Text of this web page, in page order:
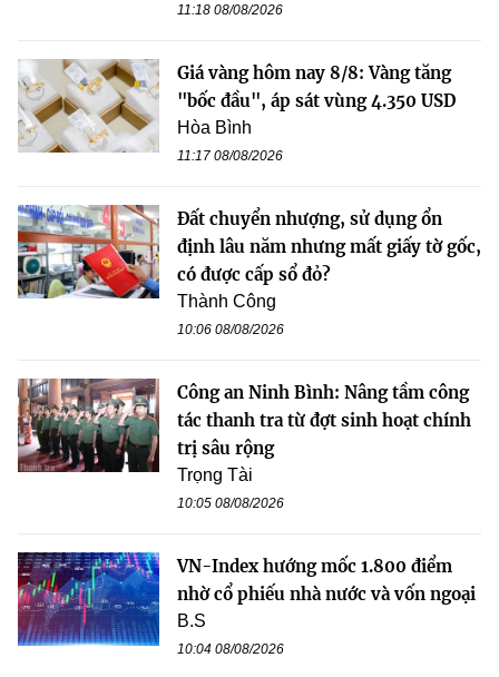
11:18 08/08/2026
Giá vàng hôm nay 8/8: Vàng tăng
"bốc đầu", áp sát vùng 4.350 USD
Hòa Bình
11:17 08/08/2026
Đất chuyển nhượng, sử dụng ổn
định lâu năm nhưng mất giấy tờ gốc,
có được cấp sổ đỏ?
Thành Công
10:06 08/08/2026
Công an Ninh Bình: Nâng tầm công
tác thanh tra từ đợt sinh hoạt chính
trị sâu rộng
Trọng Tài
10:05 08/08/2026
VN-Index hướng mốc 1.800 điểm
nhờ cổ phiếu nhà nước và vốn ngoại
B.S
10:04 08/08/2026